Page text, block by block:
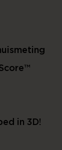
in 3D!